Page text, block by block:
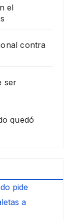
el
contra
ser
quedó
pide
a